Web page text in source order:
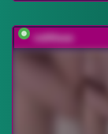
vattttaaa